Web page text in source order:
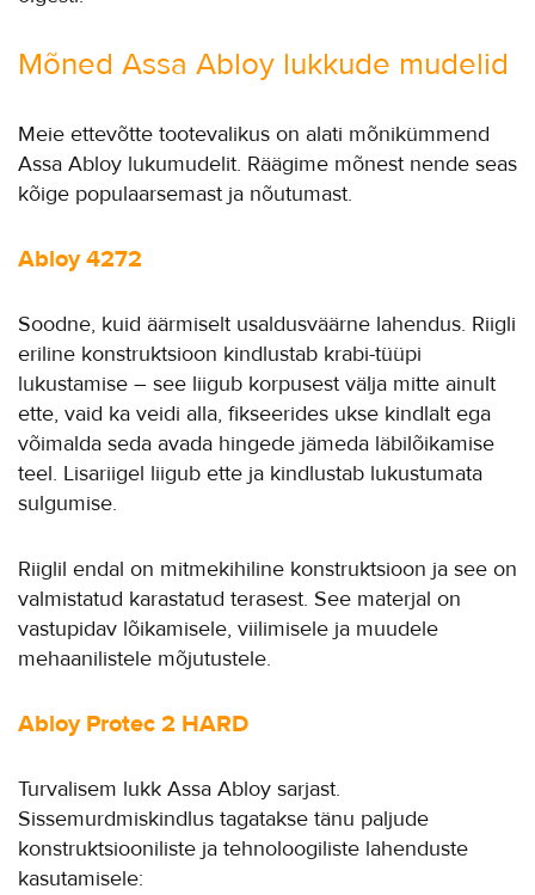
Mõned Assa Abloy lukkude mudelid
Meie ettevõtte tootevalikus on alati mõnikümmend
Assa Abloy lukumudelit. Räägime mõnest nende seas
kõige populaarsemast ja nõutumast.
Abloy 4272
Soodne, kuid äärmiselt usaldusväärne lahendus. Riigli
eriline konstruktsioon kindlustab krabi-tüüpi
lukustamise – see liigub korpusest välja mitte ainult
ette, vaid ka veidi alla, fikseerides ukse kindlalt ega
võimalda seda avada hingede jämeda läbilõikamise
teel. Lisariigel liigub ette ja kindlustab lukustumata
sulgumise.
Riiglil endal on mitmekihiline konstruktsioon ja see on
valmistatud karastatud terasest. See materjal on
vastupidav lõikamisele, viilimisele ja muudele
mehaanilistele mõjutustele.
Abloy Protec 2 HARD
Turvalisem lukk Assa Abloy sarjast.
Sissemurdmiskindlus tagatakse tänu paljude
konstruktsiooniliste ja tehnoloogiliste lahenduste
kasutamisele: